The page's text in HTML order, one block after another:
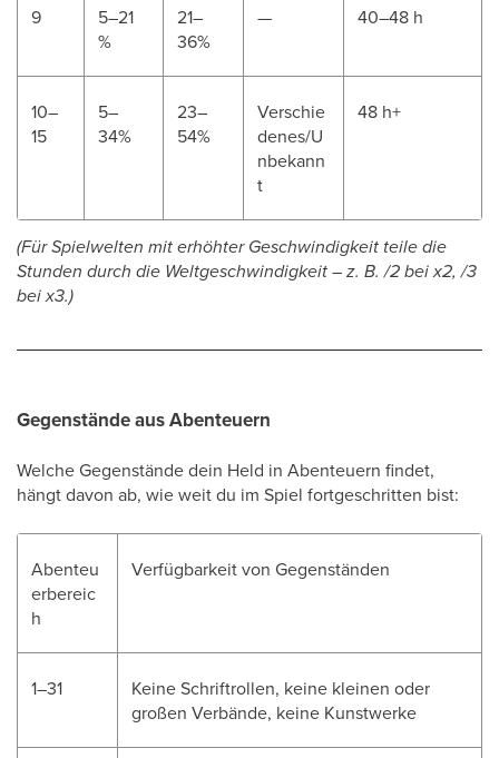
9
5–21
%
21–
36%
— 40–48 h
10–
15
5–
34%
23–
54%
Verschie
denes/U
nbekann
t
48 h+
(Für Spielwelten mit erhöhter Geschwindigkeit teile die
Stunden durch die Weltgeschwindigkeit – z. B. /2 bei x2, /3
bei x3.)
Gegenstände aus Abenteuern
Welche Gegenstände dein Held in Abenteuern findet,
hängt davon ab, wie weit du im Spiel fortgeschritten bist:
Abenteu
erbereic
h
Verfügbarkeit von Gegenständen
1–31
Keine Schriftrollen, keine kleinen oder
großen Verbände, keine Kunstwerke